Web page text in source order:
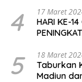
4 17 Maret
HARI KE-
5 18 Maret
Taburkan
Madiun